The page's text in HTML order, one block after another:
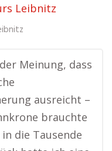
Leibnitz
Meinung, dass
ausreicht –
brauchte
die Tausende